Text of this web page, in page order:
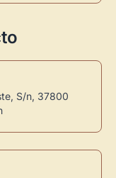
S/n, 37800